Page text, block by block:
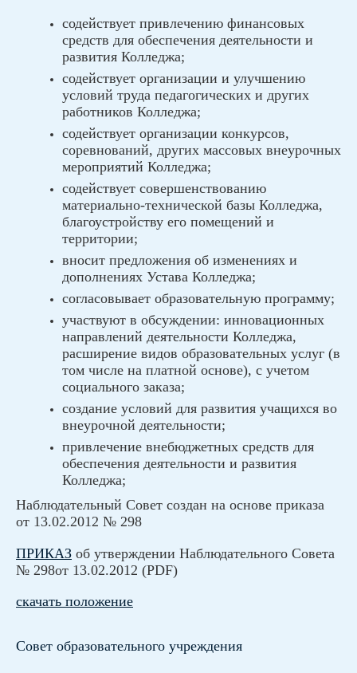
содействует привлечению финансовых
средств для обеспечения деятельности и
развития Колледжа;
содействует организации и улучшению
условий труда педагогических и других
работников Колледжа;
содействует организации конкурсов,
соревнований, других массовых внеурочных
мероприятий Колледжа;
содействует совершенствованию
материально-технической базы Колледжа,
благоустройству его помещений и
территории;
вносит предложения об изменениях и
дополнениях Устава Колледжа;
согласовывает образовательную программу;
участвуют в обсуждении: инновационных
направлений деятельности Колледжа,
расширение видов образовательных услуг (в
том числе на платной основе), с учетом
социального заказа;
создание условий для развития учащихся во
внеурочной деятельности;
привлечение внебюджетных средств для
обеспечения деятельности и развития
Колледжа;
Наблюдательный Совет создан на основе приказа
от 13.02.2012 № 298
ПРИКАЗ об утверждении Наблюдательного Совета
№ 298от 13.02.2012 (PDF)
скачать положение
Совет образовательного учреждения